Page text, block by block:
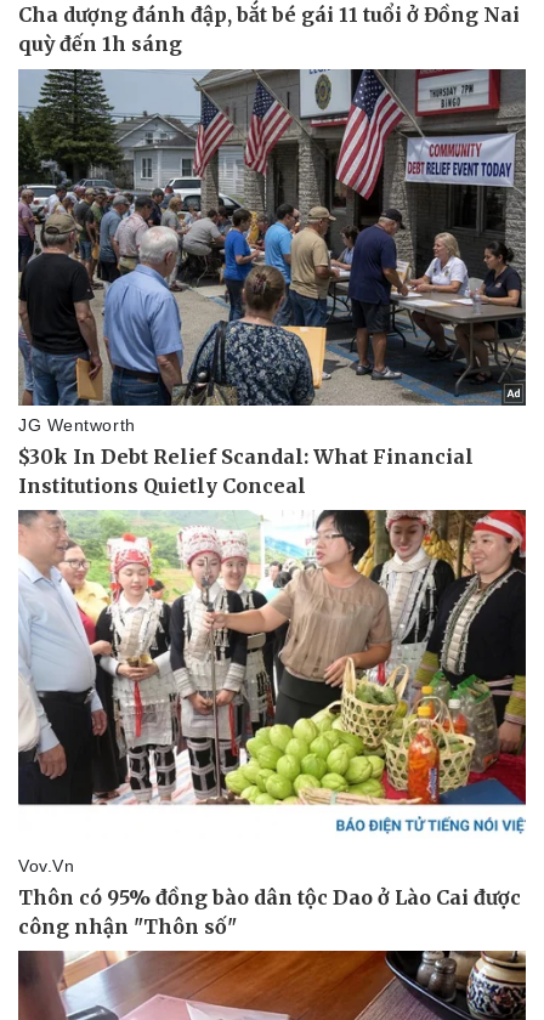
Sức khỏe
Dinh dưỡng - món ngon
Cây thuốc
Đời sống
Nhà đẹp
Blog